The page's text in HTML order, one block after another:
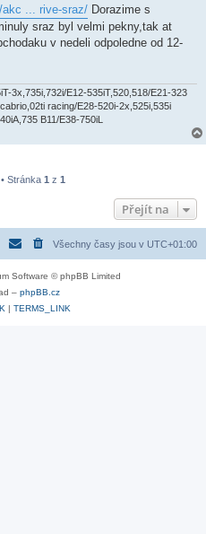
akc ... rive-sraz/ Dorazime s
sraz byl velmi pekny,tak at
v nedeli odpoledne od 12-
3x,735i,732i/E12-535iT,520,518/E21-323
racing/E28-520i-2x,525i,535i
B11/E38-750iL
Stránka 1 z 1
Přejít na
Všechny časy jsou v UTC+01:00
Software © phpBB Limited
– phpBB.cz
| TERMS_LINK